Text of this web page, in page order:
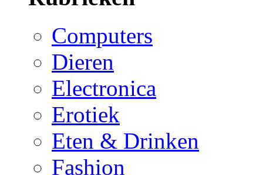
Computers
Dieren
Electronica
Erotiek
Eten & Drinken
Fashion